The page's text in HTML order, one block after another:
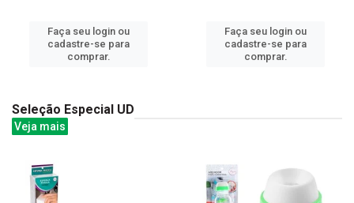
Faça seu login ou
cadastre-se para
comprar.
Faça seu login ou
cadastre-se para
comprar.
Seleção Especial UD
Veja mais